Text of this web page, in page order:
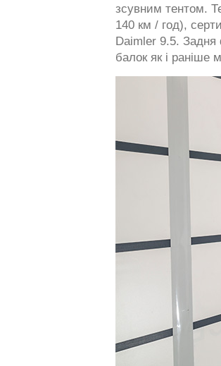
зсувним тентом.
140 км / год),
Daimler 9.5. Задня
балок як і раніше